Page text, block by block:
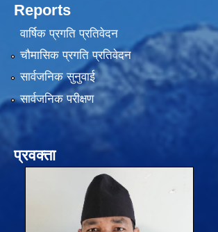
Reports
वार्षिक प्रगति प्रतिवेदन
चौमासिक प्रगति प्रतिवेदन
सार्वजनिक सुनुवाई
सार्वजनिक परीक्षण
प्रवक्ता